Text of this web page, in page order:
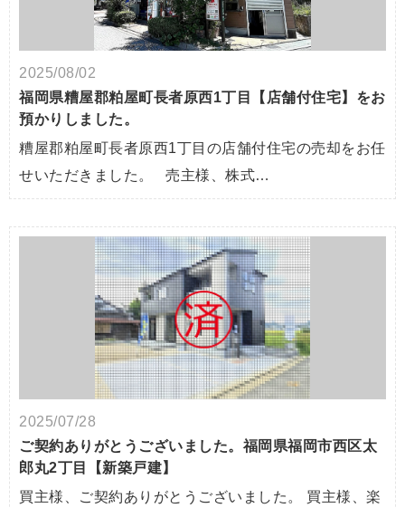
2025/08/02
福岡県糟屋郡粕屋町長者原西1丁目【店舗付住宅】をお
預かりしました。
糟屋郡粕屋町長者原西1丁目の店舗付住宅の売却をお任
せいただきました。 売主様、株式…
2025/07/28
ご契約ありがとうございました。福岡県福岡市西区太
郎丸2丁目【新築戸建】
買主様、ご契約ありがとうございました。 買主様、楽